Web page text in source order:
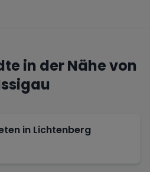
in der Nähe von
in Lichtenberg